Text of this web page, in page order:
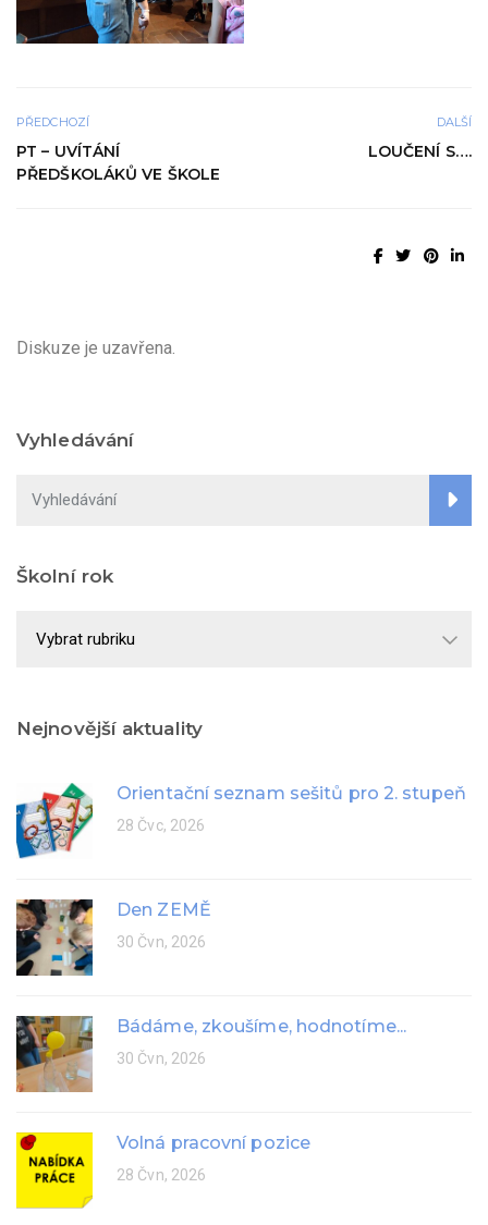
PŘEDCHOZÍ
PT – UVÍTÁNÍ
PŘEDŠKOLÁKŮ VE ŠKOLE
DALŠÍ
LOUČENÍ S….
Diskuze je uzavřena.
Vyhledávání
Školní rok
rok
Nejnovější aktuality
Orientační seznam sešitů pro 2. stupeň
28 Čvc, 2026
Den ZEMĚ
30 Čvn, 2026
Bádáme, zkoušíme, hodnotíme...
30 Čvn, 2026
Volná pracovní pozice
28 Čvn, 2026